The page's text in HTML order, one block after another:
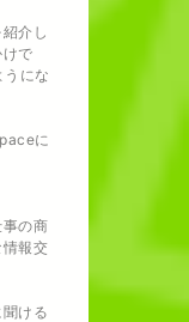
介し
で
にな
に
事の商
報交
ける